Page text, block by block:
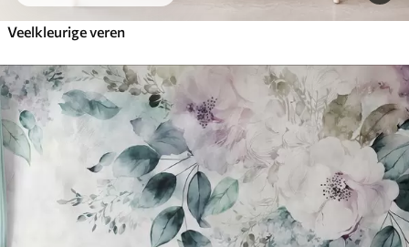
Veelkleurige veren